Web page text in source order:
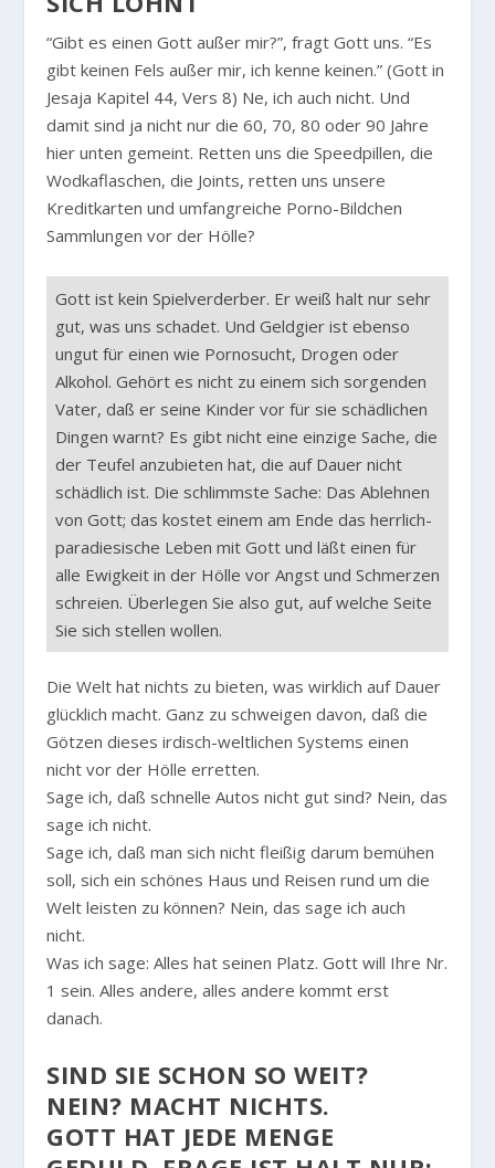
“Gibt es einen Gott außer mir?”, fragt Gott uns. “Es
gibt keinen Fels außer mir, ich kenne keinen.” (Gott in
Jesaja Kapitel 44, Vers 8) Ne, ich auch nicht. Und
damit sind ja nicht nur die 60, 70, 80 oder 90 Jahre
hier unten gemeint. Retten uns die Speedpillen, die
Wodkaflaschen, die Joints, retten uns unsere
Kreditkarten und umfangreiche Porno-Bildchen
Sammlungen vor der Hölle?
Gott ist kein Spielverderber. Er weiß halt nur sehr
gut, was uns schadet. Und Geldgier ist ebenso
ungut für einen wie Pornosucht, Drogen oder
Alkohol. Gehört es nicht zu einem sich sorgenden
Vater, daß er seine Kinder vor für sie schädlichen
Dingen warnt? Es gibt nicht eine einzige Sache, die
der Teufel anzubieten hat, die auf Dauer nicht
schädlich ist. Die schlimmste Sache: Das Ablehnen
von Gott; das kostet einem am Ende das herrlich-
paradiesische Leben mit Gott und läßt einen für
alle Ewigkeit in der Hölle vor Angst und Schmerzen
schreien. Überlegen Sie also gut, auf welche Seite
Sie sich stellen wollen.
Die Welt hat nichts zu bieten, was wirklich auf Dauer
glücklich macht. Ganz zu schweigen davon, daß die
Götzen dieses irdisch-weltlichen Systems einen
nicht vor der Hölle erretten.
Sage ich, daß schnelle Autos nicht gut sind? Nein, das
sage ich nicht.
Sage ich, daß man sich nicht fleißig darum bemühen
soll, sich ein schönes Haus und Reisen rund um die
Welt leisten zu können? Nein, das sage ich auch
nicht.
Was ich sage: Alles hat seinen Platz. Gott will Ihre Nr.
1 sein. Alles andere, alles andere kommt erst
danach.
SIND SIE SCHON SO WEIT?
NEIN? MACHT NICHTS.
GOTT HAT JEDE MENGE